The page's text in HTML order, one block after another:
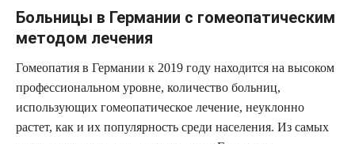
Больницы в Германии с гомеопатическим
методом лечения
Гомеопатия в Германии к 2019 году находится на высоком
профессиональном уровне, количество больниц,
использующих гомеопатическое лечение, неуклонно
растет, как и их популярность среди населения. Из самых